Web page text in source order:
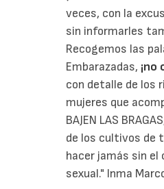
veces, con la
sin informarles
Recogemos las
Embarazadas, ¡no
con detalle de los
mujeres que
BAJEN LAS
de los cultivos de
hacer jamás sin el
sexual." Inma